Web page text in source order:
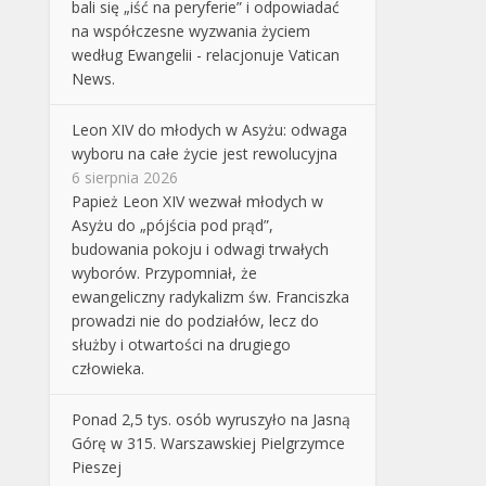
bali się „iść na peryferie” i odpowiadać
na współczesne wyzwania życiem
według Ewangelii - relacjonuje Vatican
News.
Leon XIV do młodych w Asyżu: odwaga
wyboru na całe życie jest rewolucyjna
6 sierpnia 2026
Papież Leon XIV wezwał młodych w
Asyżu do „pójścia pod prąd”,
budowania pokoju i odwagi trwałych
wyborów. Przypomniał, że
ewangeliczny radykalizm św. Franciszka
prowadzi nie do podziałów, lecz do
służby i otwartości na drugiego
człowieka.
Ponad 2,5 tys. osób wyruszyło na Jasną
Górę w 315. Warszawskiej Pielgrzymce
Pieszej